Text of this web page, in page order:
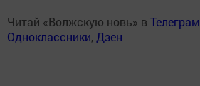
Читай «Волжскую новь» в Телеграм
Одноклассники,Дзен